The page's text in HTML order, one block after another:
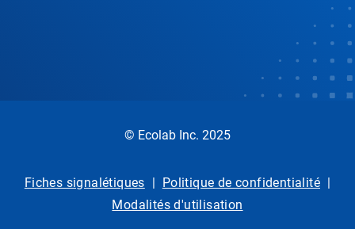
© Ecolab Inc. 2025
Fiches signalétiques | Politique de confidentialité |
Modalités d'utilisation